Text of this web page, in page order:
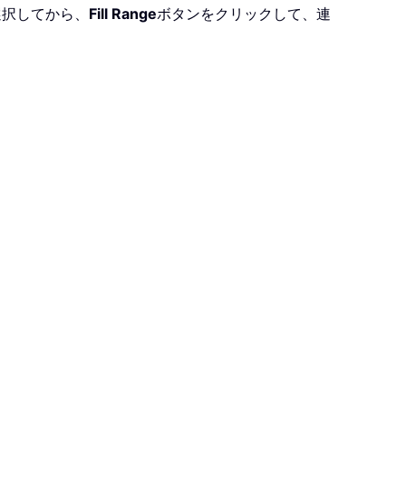
してから、 Fill Rangeボタンをクリックして、連